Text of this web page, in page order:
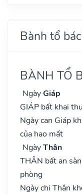
Bành tổ
BÀNH TỔ
NgàyGiáp
GIÁP bất khai
Ngày can Giáp
của hao mất
NgàyThân
THÂN bất an
phòng
Ngày chi Thân